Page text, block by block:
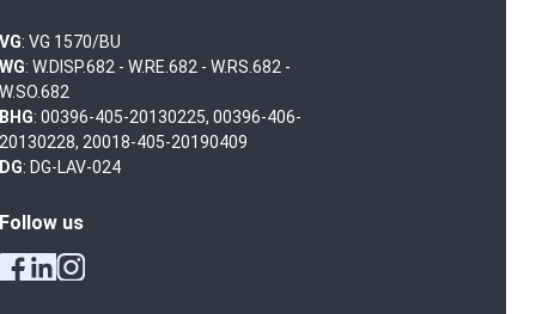
VG: VG 1570/BU
WG: W.DISP.682 - W.RE.682 - W.RS.682 -
W.SO.682
BHG: 00396-405-20130225, 00396-406-
20130228, 20018-405-20190409
DG: DG-LAV-024
Follow us